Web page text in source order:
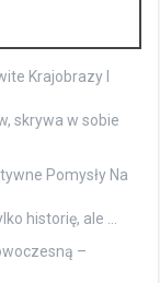
Krajobrazy I
skrywa w sobie
Pomysły Na
historię, ale …
–